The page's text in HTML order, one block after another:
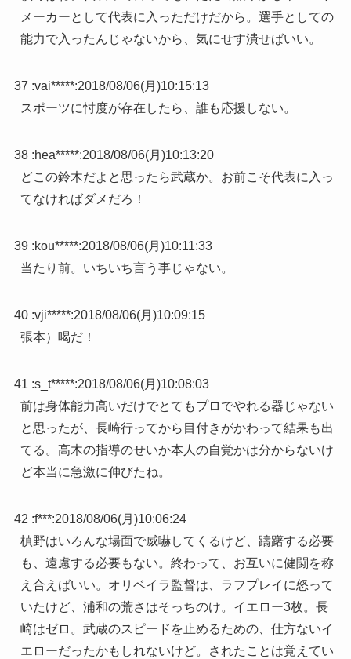
メーカーとして代表に入っただけだから。選手としての
能力で入ったんじゃないから、気にせす潰せばいい。
37 :vai*****:2018/08/06(月)10:15:13
スポーツに忖度が存在したら、誰も応援しない。
38 :hea*****:2018/08/06(月)10:13:20
どこの鈴木だよと思ったら武蔵か。お前こそ代表に入っ
てなければダメだろ！
39 :kou*****:2018/08/06(月)10:11:33
当たり前。いちいち言う事じゃない。
40 :vji*****:2018/08/06(月)10:09:15
張本）喝だ！
41 :s_t*****:2018/08/06(月)10:08:03
前は身体能力高いだけでとてもプロでやれる器じゃない
と思ったが、長崎行ってから目付きがかわって結果も出
てる。高木の指導のせいか本人の自覚かは分からないけ
ど本当に急激に伸びたね。
42 :f***:2018/08/06(月)10:06:24
槙野はいろんな場面で威嚇してくるけど、躊躇する必要
も、遠慮する必要もない。終わって、お互いに健闘を称
え合えばいい。オリベイラ監督は、ラフプレイに怒って
いたけど、浦和の荒さはそっちのけ。イエロー3枚。長
崎はゼロ。武蔵のスピードを止めるための、仕方ないイ
エローだったかもしれないけど。されたことは覚えてい